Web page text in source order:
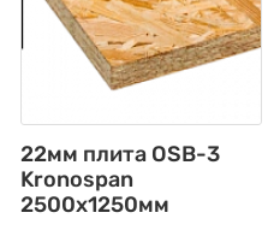
22мм плита OSB-3
Kronospan
2500x1250мм